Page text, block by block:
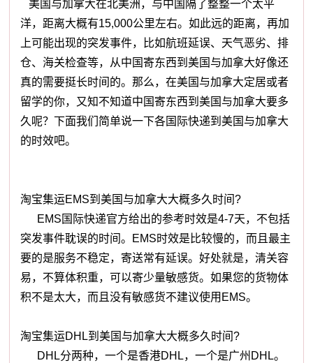
美国与加拿大在北美洲，与中国隔了整整一个太平
洋，距离大概有15,000公里左右。如此远的距离，再加
上可能出现的突发事件，比如航班延误、天气恶劣、排
仓、海关检查等，从中国寄东西到美国与加拿大好像还
真的需要挺长时间的。那么，在美国与加拿大定居或者
留学的你，又知不知道中国寄东西到美国与加拿大要多
久呢？下面我们简单说一下各国际快递到美国与加拿大
的时效吧。
淘宝集运EMS到美国与加拿大大概多久时间?
EMS国际快递官方给出的参考时效是4-7天，不包括
突发事件耽误的时间。EMS时效是比较慢的，而且最主
要的是服务不稳定，寄送常有延误。好处就是，清关容
易，不算体积重，可以寄少量敏感货。如果您的货物体
积不是太大，而且没有敏感货不建议使用EMS。
淘宝集运DHL到美国与加拿大大概多久时间?
DHL分两种，一个是香港DHL，一个是广州DHL。